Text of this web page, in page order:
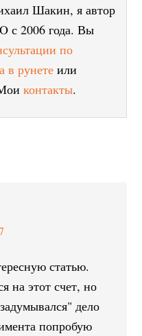
Шакин, я автор
с 2006 года. Вы
по
в рунете или
контакты.
статью.
на этот счет, но
дело
попробую